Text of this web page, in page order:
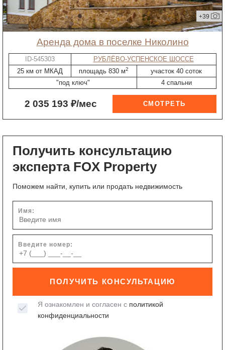
+39
Аренда дома в поселке Николино
ID-545303
РУБЛЁВО-УСПЕНСКОЕ ШОССЕ
25 км от МКАД
площадь 830 м2
участок 40 соток
"под ключ"
4 спальни
2 035 193 ₽/мес
Получить консультацию
эксперта FOX Property
Поможем найти, купить или продать недвижимость
Имя:
Введите номер:
ПОЛУЧИТЬ КОНСУЛЬТАЦИЮ
Я ознакомлен и согласен с политикой
конфиденциальности